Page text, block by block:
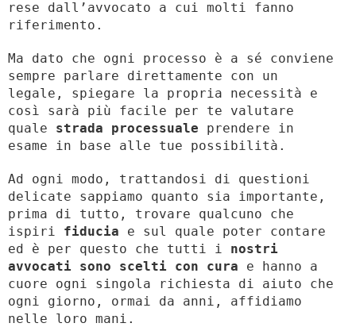
rese dall’avvocato a cui molti fanno
riferimento.
Ma dato che ogni processo è a sé conviene
sempre parlare direttamente con un
legale, spiegare la propria necessità e
così sarà più facile per te valutare
quale strada processuale prendere in
esame in base alle tue possibilità.
Ad ogni modo, trattandosi di questioni
delicate sappiamo quanto sia importante,
prima di tutto, trovare qualcuno che
ispiri fiducia e sul quale poter contare
ed è per questo che tutti i nostri
avvocati sono scelti con cura e hanno a
cuore ogni singola richiesta di aiuto che
ogni giorno, ormai da anni, affidiamo
nelle loro mani.